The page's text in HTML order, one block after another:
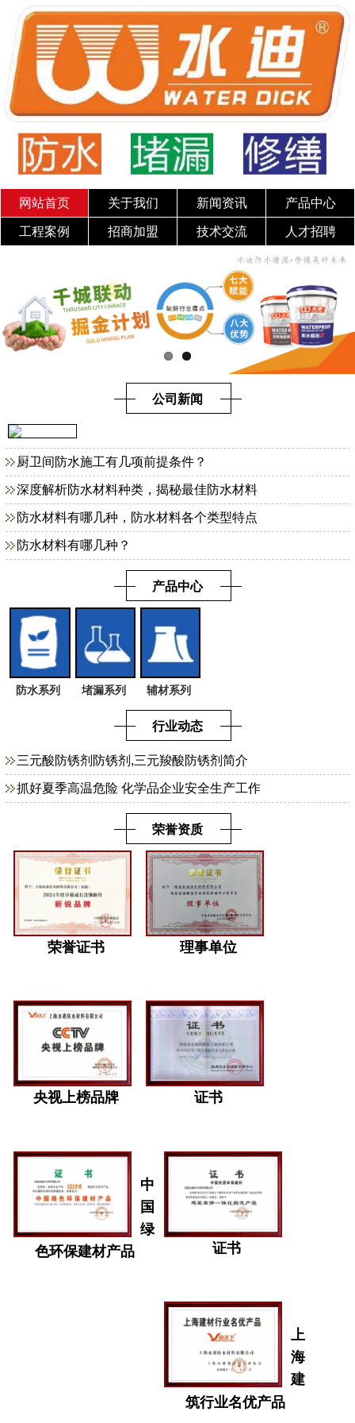
网站首页 关于我们 新闻资讯 产品中心
工程案例 招商加盟 技术交流 人才招聘
公司新闻
厨卫间防水施工有几项前提条件？
深度解析防水材料种类，揭秘最佳防水材料
防水材料有哪几种，防水材料各个类型特点
防水材料有哪几种？
产品中心
防水系列 堵漏系列 辅材系列
行业动态
三元酸防锈剂防锈剂,三元羧酸防锈剂简介
抓好夏季高温危险 化学品企业安全生产工作
荣誉资质
荣誉证书 理事单位
央视上榜品牌 证书
中
国
绿
色环保建材产品
证书
上
海
建
筑行业名优产品